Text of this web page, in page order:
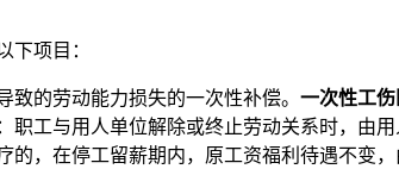
下项目：
的劳动能力损失的一次性补偿。 一次性工
职工与用人单位解除或终止劳动关系时，由
，在停工留薪期内，原工资福利待遇不变，